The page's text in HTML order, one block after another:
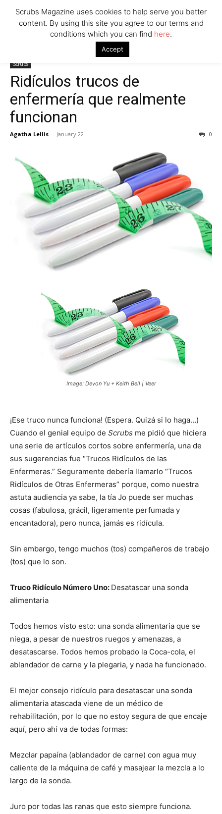
Ridículos trucos de enfermería que realmente
Scrubs
Ridículos trucos de
enfermería que realmente
funcionan
Agatha Lellis - January 22 0
Image: Devon Yu + Keith Bell | Veer
¡Ese truco nunca funciona! (Espera. Quizá si lo haga…)
Cuando el genial equipo de Scrubs me pidió que hiciera
una serie de artículos cortos sobre enfermería, una de
sus sugerencias fue “Trucos Ridículos de las
Enfermeras.” Seguramente debería llamarlo “Trucos
Ridículos de Otras Enfermeras” porque, como nuestra
astuta audiencia ya sabe, la tía Jo puede ser muchas
cosas (fabulosa, grácil, ligeramente perfumada y
encantadora), pero nunca, jamás es ridícula.
Sin embargo, tengo muchos (tos) compañeros de trabajo
(tos) que lo son.
Truco Ridículo Número Uno: Desatascar una sonda
alimentaria
Todos hemos visto esto: una sonda alimentaria que se
niega, a pesar de nuestros ruegos y amenazas, a
desatascarse. Todos hemos probado la Coca-cola, el
ablandador de carne y la plegaria, y nada ha funcionado.
El mejor consejo ridículo para desatascar una sonda
alimentaria atascada viene de un médico de
rehabilitación, por lo que no estoy segura de que encaje
aquí, pero ahí va de todas formas:
Mezclar papaína (ablandador de carne) con agua muy
caliente de la máquina de café y masajear la mezcla a lo
largo de la sonda.
Juro por todas las ranas que esto siempre funciona.
Scrubs Magazine uses cookies to help serve you better
content. By using this site you agree to our terms and
conditions which you can find here.
Accept